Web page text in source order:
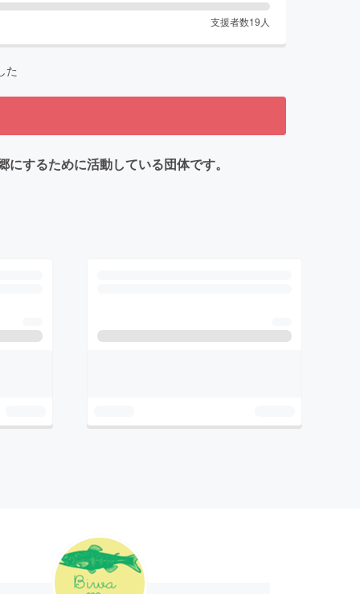
支援者数19 人
た
するために活動している団体です。